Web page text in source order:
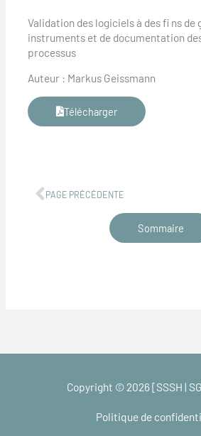
Validation des logiciels à des fi ns de
instruments et de documentation
processus
Auteur : Markus Geissmann
Télécharger
PAGE PRÉCÉDENTE
Sommaire
Copyright © 2026 [SSSH |
Politique de